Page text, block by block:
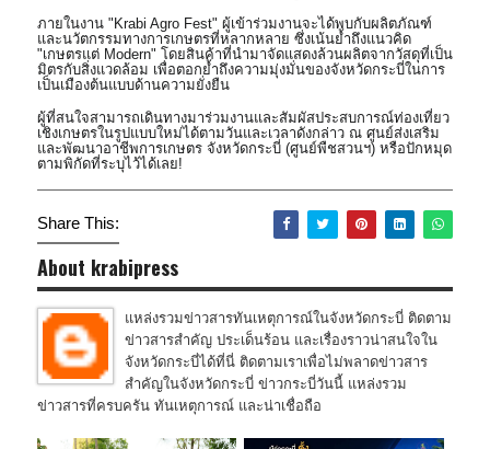
ภายในงาน "Krabi Agro Fest" ผู้เข้าร่วมงานจะได้พบกับผลิตภัณฑ์
และนวัตกรรมทางการเกษตรที่หลากหลาย ซึ่งเน้นย้ำถึงแนวคิด
"เกษตรแต่ Modern" โดยสินค้าที่นำมาจัดแสดงล้วนผลิตจากวัสดุที่เป็น
มิตรกับสิ่งแวดล้อม เพื่อตอกย้ำถึงความมุ่งมั่นของจังหวัดกระบี่ในการ
เป็นเมืองต้นแบบด้านความยั่งยืน
ผู้ที่สนใจสามารถเดินทางมาร่วมงานและสัมผัสประสบการณ์ท่องเที่ยว
เชิงเกษตรในรูปแบบใหม่ได้ตามวันและเวลาดังกล่าว ณ ศูนย์ส่งเสริม
และพัฒนาอาชีพการเกษตร จังหวัดกระบี่ (ศูนย์พืชสวนฯ) หรือปักหมุด
ตามพิกัดที่ระบุไว้ได้เลย!
Share This:
About krabipress
แหล่งรวมข่าวสารทันเหตุการณ์ในจังหวัดกระบี่ ติดตาม
ข่าวสารสำคัญ ประเด็นร้อน และเรื่องราวน่าสนใจใน
จังหวัดกระบี่ได้ที่นี่ ติดตามเราเพื่อไม่พลาดข่าวสาร
สำคัญในจังหวัดกระบี่ ข่าวกระบี่วันนี้ แหล่งรวม
ข่าวสารที่ครบครัน ทันเหตุการณ์ และน่าเชื่อถือ